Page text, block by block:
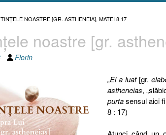
NOASTRE [GR. ASTHENEIA], MATEI 8.17
noastre [gr.
Florin
„El a luat[gr.
astheneias,
purtasensul aici
8 : 17)